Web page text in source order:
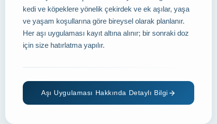
kedi ve köpeklere yönelik çekirdek ve ek aşılar, yaşa
ve yaşam koşullarına göre bireysel olarak planlanır.
Her aşı uygulaması kayıt altına alınır; bir sonraki doz
için size hatırlatma yapılır.
Aşı Uygulaması Hakkında Detaylı Bilgi